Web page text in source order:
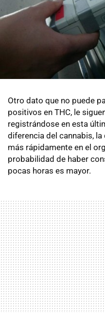
Otro dato que no puede
positivos en THC, le
registrándose en esta
diferencia del cannabis,
más rápidamente en el
probabilidad de haber
pocas horas es mayor.